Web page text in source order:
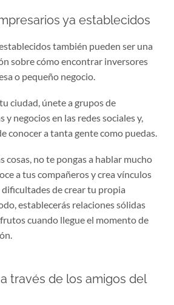
ya establecidos
también pueden ser una
sobre cómo encontrar inversores
o pequeño negocio.
ciudad, únete a grupos de
y negocios en las redes sociales y,
conocer a tanta gente como puedas.
cosas, no te pongas a hablar mucho
a tus compañeros y crea vínculos
dificultades de crear tu propia
establecerás relaciones sólidas
cuando llegue el momento de
través de los amigos del